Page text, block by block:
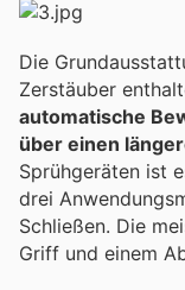
Die
Zerstäuber
automatische
über einen
Sprühgeräten ist
drei
Schließen. Die
Griff und einem